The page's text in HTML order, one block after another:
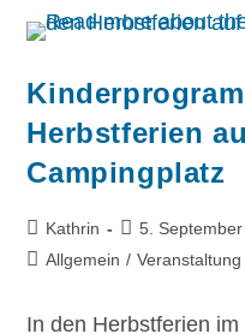
Herbstferien
Campingplatz
Kathrin
5.
Allgemein / Veranstaltung
In den Herbstferien